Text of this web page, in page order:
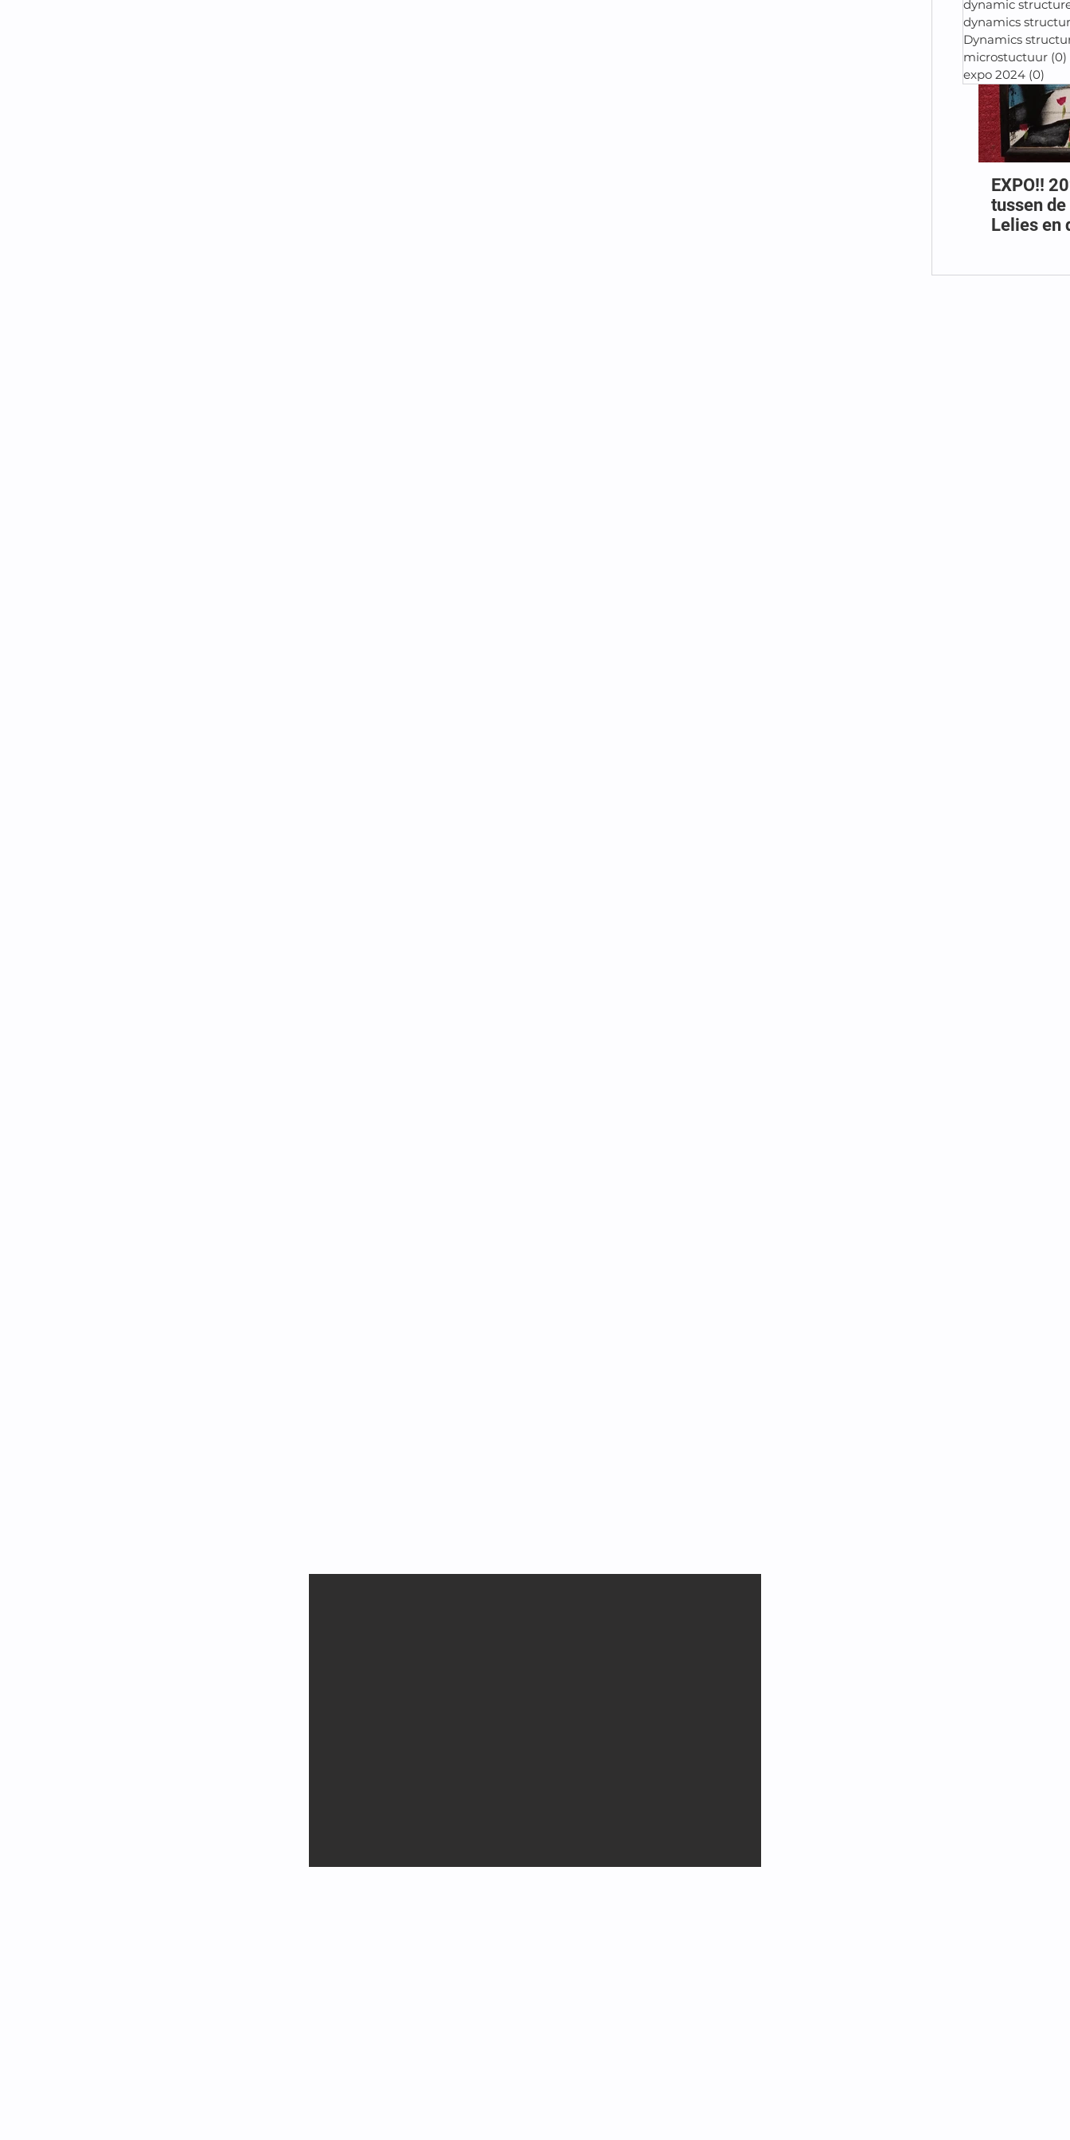
EXPO!! 2024,
tussen
Lelies en
dynamic
dynamics
Dynamics
microstuctuur (0)
expo 2024 (0)